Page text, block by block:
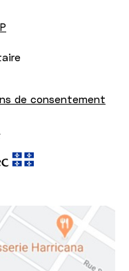
de consentement